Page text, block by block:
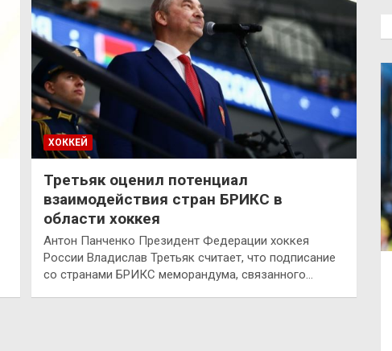
ХОККЕЙ
Третьяк оценил потенциал
взаимодействия стран БРИКС в
области хоккея
Антон Панченко Президент Федерации хоккея
России Владислав Третьяк считает, что подписание
со странами БРИКС меморандума, связанного…